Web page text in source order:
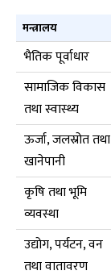
मन्त्रालय
भैतिक पूर्वाधार
सामाजिक विकास
तथा स्वास्थ्य
ऊर्जा, जलस्रोत तथा
खानेपानी
कृषि तथा भूमि
व्यवस्था
उद्योग, पर्यटन, वन
तथा वातावरण